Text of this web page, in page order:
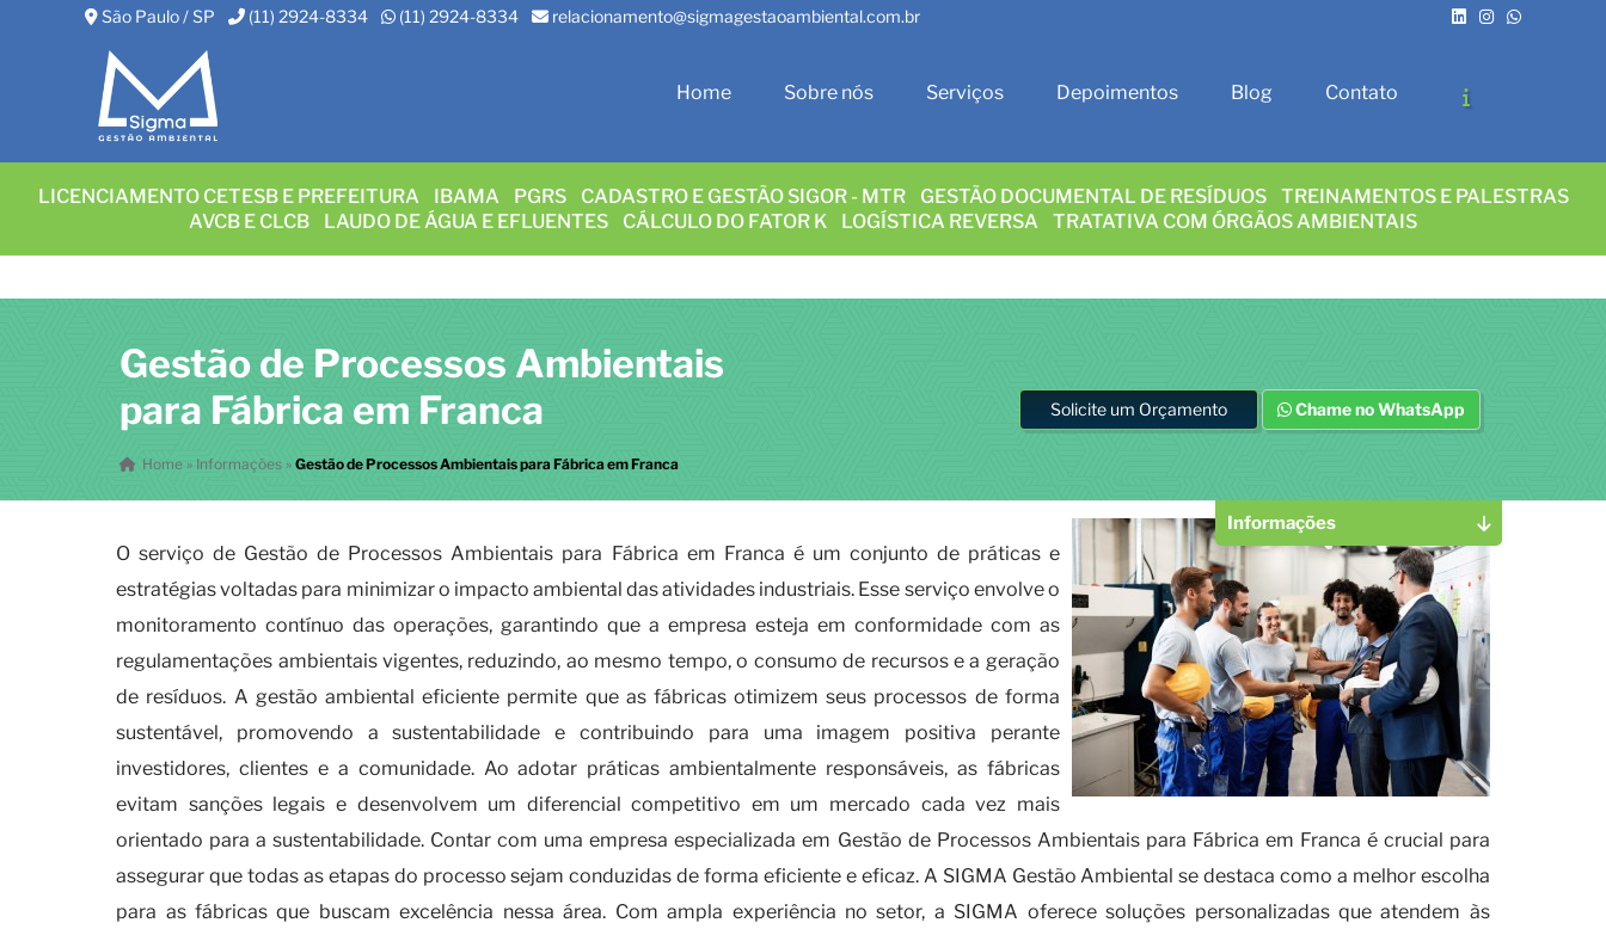
São Paulo / SP (11) 2924-8334 (11) 2924-8334 relacionamento@sigmagestaoambiental.com.br
Home Sobre nós Serviços Depoimentos Blog Contato
LICENCIAMENTO CETESB E PREFEITURA IBAMA PGRS CADASTRO E GESTÃO SIGOR - MTR GESTÃO DOCUMENTAL DE RESÍDUOS
TREINAMENTOS E PALESTRAS
AVCB E CLCB
LAUDO DE ÁGUA E EFLUENTES CÁLCULO DO FATOR K LOGÍSTICA REVERSA TRATATIVA COM ÓRGÃOS AMBIENTAIS
Gestão de Processos Ambientais
para Fábrica em Franca
Home » Informações »Gestão de Processos Ambientais para Fábrica em Franca
Solicite um Orçamento Chame no WhatsApp
O serviço de Gestão de Processos Ambientais para Fábrica em Franca é um conjunto de práticas e
estratégias voltadas para minimizar o impacto ambiental das atividades industriais. Esse serviço envolve o
monitoramento contínuo das operações, garantindo que a empresa esteja em conformidade com as
regulamentações ambientais vigentes, reduzindo, ao mesmo tempo, o consumo de recursos e a geração
de resíduos. A gestão ambiental eficiente permite que as fábricas otimizem seus processos de forma
sustentável, promovendo a sustentabilidade e contribuindo para uma imagem positiva perante
investidores, clientes e a comunidade. Ao adotar práticas ambientalmente responsáveis, as fábricas
evitam sanções legais e desenvolvem um diferencial competitivo em um mercado cada vez mais
orientado para a sustentabilidade. Contar com uma empresa especializada em Gestão de Processos Ambientais para Fábrica em Franca é crucial para
assegurar que todas as etapas do processo sejam conduzidas de forma eficiente e eficaz. A SIGMA Gestão Ambiental se destaca como a melhor escolha
para as fábricas que buscam excelência nessa área. Com ampla experiência no setor, a SIGMA oferece soluções personalizadas que atendem às
Informações